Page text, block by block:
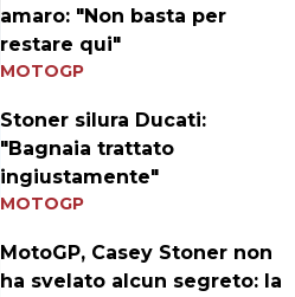
amaro: "Non basta per
restare qui"
MOTOGP
Stoner silura Ducati:
"Bagnaia trattato
ingiustamente"
MOTOGP
MotoGP, Casey Stoner non
ha svelato alcun segreto: la